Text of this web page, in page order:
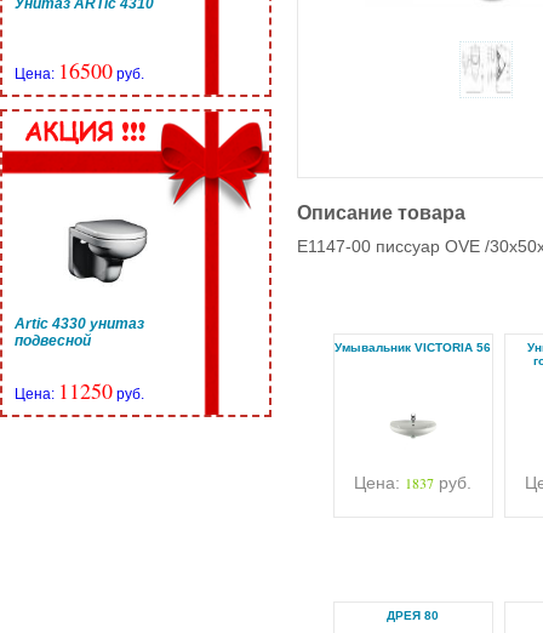
Унитаз ARTic 4310
Цена: 16500 руб.
Artic 4330 унитаз
подвесной
Цена: 11250 руб.
Описание товара
E1147-00 писсуар OVE /
Умывальник VICTORIA 56
Цена: 1837 руб.
ДРЕЯ 80